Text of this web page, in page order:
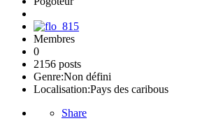
Membres
0
2156 posts
Genre:Non défini
Localisation:Pays des caribous
Share